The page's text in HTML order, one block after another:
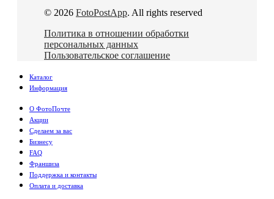
© 2026 FotoPostApp. All rights reserved
Политика в отношении обработки
персональных данных
Пользовательское соглашение
Каталог
Информация
О ФотоПочте
Акции
Сделаем за вас
Бизнесу
FAQ
Франшиза
Поддержка и контакты
Оплата и доставка